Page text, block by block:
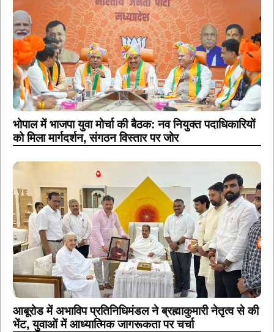
भोपाल में भाजपा युवा मोर्चा की बैठक: नव नियुक्त पदाधिकारियों
को मिला मार्गदर्शन, संगठन विस्तार पर जोर
आबूरोड में अभाविप प्रतिनिधिमंडल ने ब्रह्माकुमारी नेतृत्व से की
भेंट, युवाओं में आध्यात्मिक जागरूकता पर चर्चा